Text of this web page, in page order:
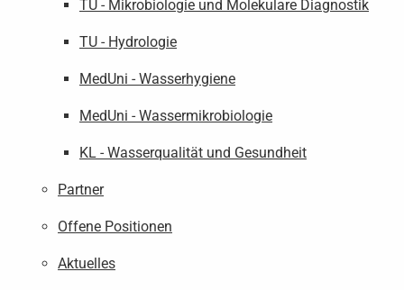
TU - Mikrobiologie und Molekulare Diagnostik
TU - Hydrologie
MedUni - Wasserhygiene
MedUni - Wassermikrobiologie
KL - Wasserqualität und Gesundheit
Partner
Offene Positionen
Aktuelles